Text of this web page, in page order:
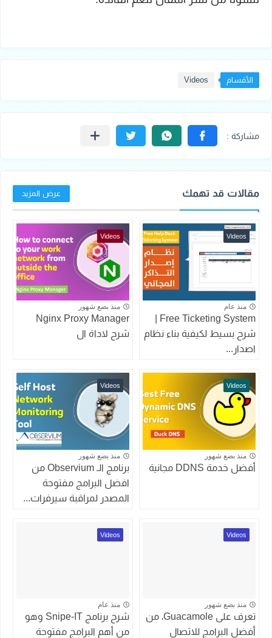
الأقسام Videos
مقالات قد تهمك عرض المزيد
Videos
منذ عام
شرح بسيط لكيفية بناء نظام
اصدار...
Videos
منذ بضع شهور
Nginx Proxy Manager
شرح لاداة ال
Videos
منذ بضع شهور
أفضل خدمة DDNS مجانية
Videos
منذ بضع شهور
برنامج الـ Observium من
افضل البرامج مفتوحة
المصدر لمراقبة سيرفرات...
Videos
منذ بضع شهور
تعرف على Guacamole، من
أفضل البرامج للاتصال
Videos
منذ عام
شرح برنامج Snipe-IT وهو
من أهم البرامج مفتوحة